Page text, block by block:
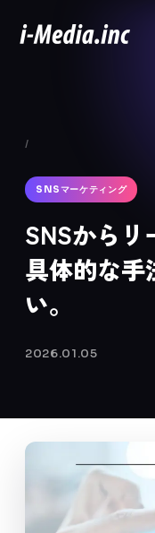
/
SNSマーケティング
SNSから
具体的な手
い。
2026.01.05